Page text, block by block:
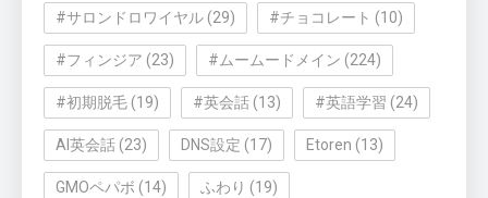
#サロンドロワイヤル (29) #チョコレート (10)
#フィンジア (23) #ムームードメイン (224)
#初期脱毛 (19) #英会話 (13) #英語学習 (24)
AI英会話 (23) DNS設定 (17) Etoren (13)
GMOペパボ (14) ふわり (19)